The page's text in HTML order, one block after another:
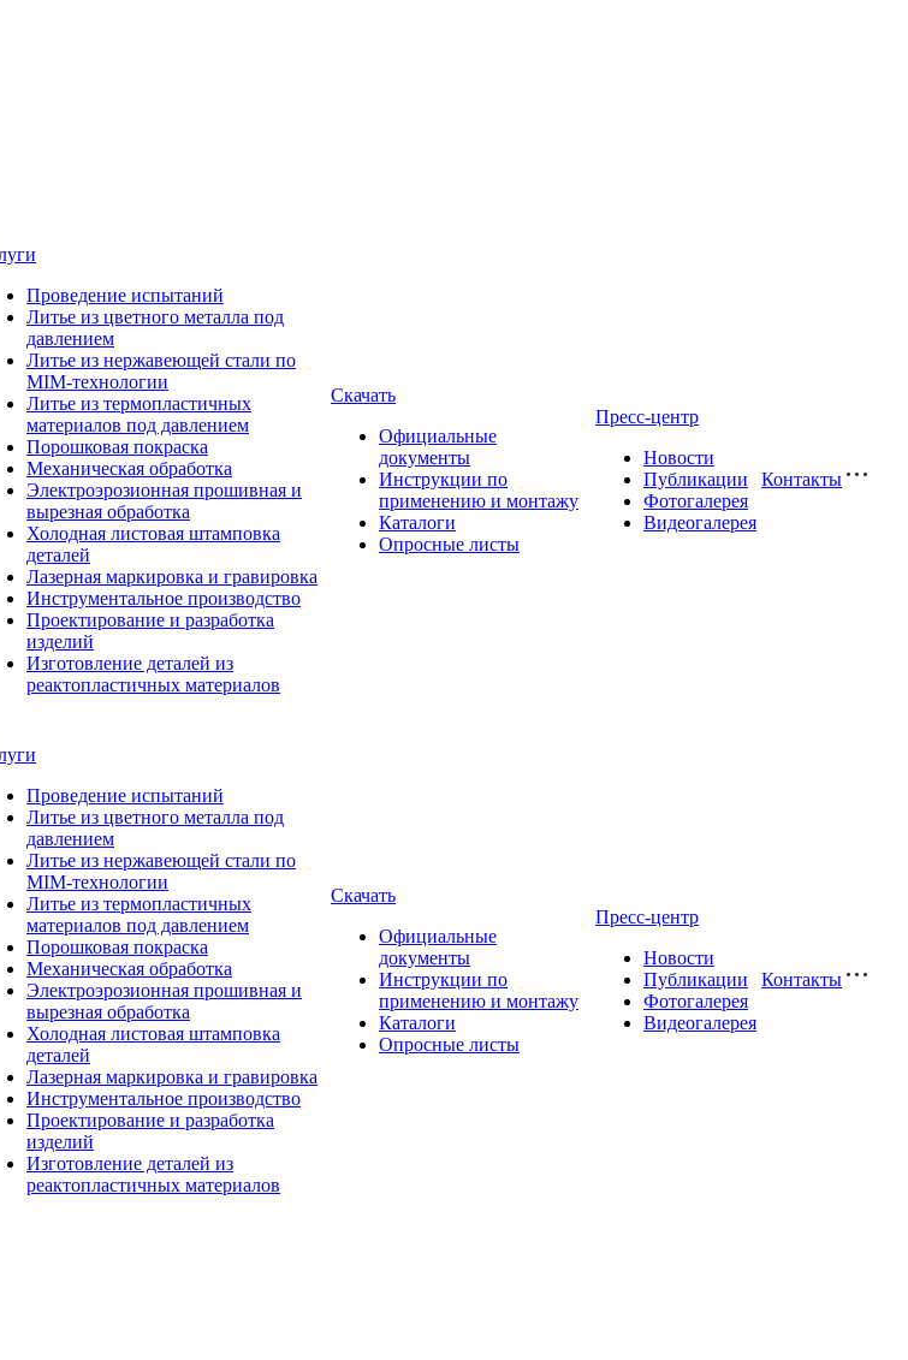
Проведение испытаний
Литье из цветного металла под
давлением
Литье из нержавеющей стали по
MIM-технологии
Литье из термопластичных
материалов под давлением
Порошковая покраска
Механическая обработка
Электроэрозионная прошивная и
вырезная обработка
Холодная листовая штамповка
деталей
Лазерная маркировка и гравировка
Инструментальное производство
Проектирование и разработка
изделий
Изготовление деталей из
реактопластичных материалов
Скачать
Официальные
документы
Инструкции по
применению и монтажу
Каталоги
Опросные листы
Пресс-центр
Новости
Публикации
Фотогалерея
Видеогалерея
Контакты
Проведение испытаний
Литье из цветного металла под
давлением
Литье из нержавеющей стали по
MIM-технологии
Литье из термопластичных
материалов под давлением
Порошковая покраска
Механическая обработка
Электроэрозионная прошивная и
вырезная обработка
Холодная листовая штамповка
деталей
Лазерная маркировка и гравировка
Инструментальное производство
Проектирование и разработка
изделий
Изготовление деталей из
реактопластичных материалов
Скачать
Официальные
документы
Инструкции по
применению и монтажу
Каталоги
Опросные листы
Пресс-центр
Новости
Публикации
Фотогалерея
Видеогалерея
Контакты